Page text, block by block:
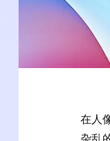
在人